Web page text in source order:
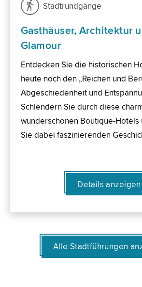
Stadtrundgänge
Gasthäuser, Architektur
Glamour
Entdecken Sie die historischen
heute noch den „Reichen und
Abgeschiedenheit und
Schlendern Sie durch diese
wunderschönen Boutique-Hotels
Sie dabei faszinierenden
Details anzeigen
Alle Stadtführungen